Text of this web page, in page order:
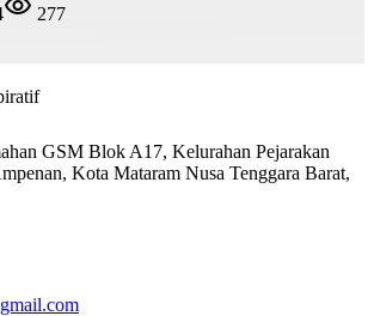
277
GSM Blok A17, Kelurahan Pejarakan
Kota Mataram Nusa Tenggara Barat,